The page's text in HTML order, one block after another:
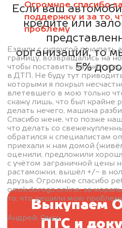
Огромное спасибо
поддержку и за то,
проблему
Ездили с супругой покупать
границу, возвращались на
чтобы поставить на учёт и
в ДТП. Не буду тут
которыми я покрыл
влетевшего в мою только
скажу лишь, что был крайне
делать нечего, машина
Спасибо жене, что позже
что делать со
обратился к специалистам
приехали к нам домой
оценили, предложили
с учётом заграничной цены
растаможки, вышёл +/- в
друзья. Огромное спасибо
omsk.dorogo.online, за
то, что решили мою
Андрей, Омск
Если ваш
кредите или
организаций, то
5%
Выкупаем
ПТС и